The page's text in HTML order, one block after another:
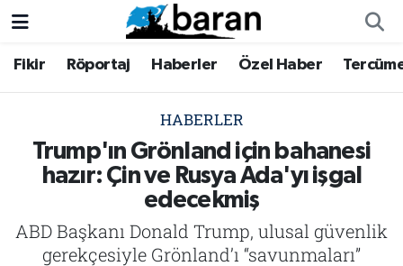
Fikir Röportaj Haberler Özel Haber
HABERLER
Trump'ın Grönland için bahanesi
hazır: Çin ve Rusya Ada'yı işgal
edecekmiş
ABD Başkanı Donald Trump, ulusal güvenlik
gerekçesiyle Grönland’ı “savunmaları”
Fikir
Haberler
Tercüme
Fikir
Haberler
Tercüme
Nöbetçi Eczaneler
Trafik Durumu
Süper Lig Puan Durumu ve Fikstür
Tüm Manşetler